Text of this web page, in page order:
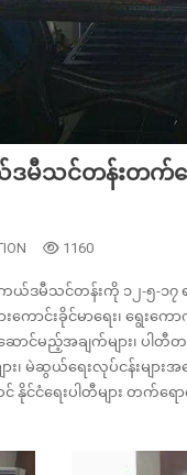
ဒမီသင်တန်းတက်
1160
အကယ်ဒမီသင်တန်းကို ၁၂-၅
ောင်းခိုင်မာရေး၊ ရွေးက
ာင်မည့်အချက်များ၊ ပါတီ
၊ မဲဆွယ်ရေးလုပ်ငန်းမျာ
င်ငံရေးပါတီများ တက်ရေ